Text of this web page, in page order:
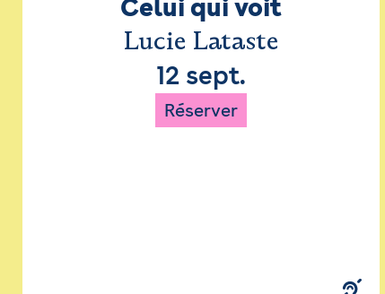
Celui qui voit
Lucie Lataste
12 sept.
Réserver